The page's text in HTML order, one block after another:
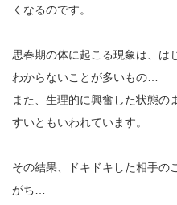
くなるのです。
思春期の体に起こる現象は、は
わからないことが多いもの…
また、生理的に興奮した状態の
すいともいわれています。
その結果、ドキドキした相手の
がち…